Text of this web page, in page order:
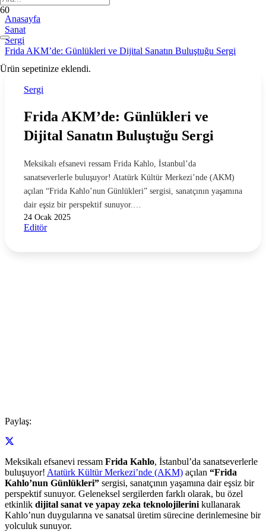
Ürün sepetinize eklendi.
Anasayfa
Sanat
Sergi
Frida AKM’de: Günlükleri ve Dijital Sanatın Buluştuğu Sergi
Sergi
Frida AKM’de: Günlükleri ve
Dijital Sanatın Buluştuğu Sergi
Meksikalı efsanevi ressam Frida Kahlo, İstanbul’da
sanatseverlerle buluşuyor! Atatürk Kültür Merkezi’nde (AKM)
açılan “Frida Kahlo’nun Günlükleri” sergisi, sanatçının yaşamına
dair eşsiz bir perspektif sunuyor.…
24 Ocak 2025
Editör
Paylaş:
Meksikalı efsanevi ressam Frida Kahlo, İstanbul’da sanatseverlerle
buluşuyor! Atatürk Kültür Merkezi’nde (AKM) açılan “Frida
Kahlo’nun Günlükleri” sergisi, sanatçının yaşamına dair eşsiz bir
perspektif sunuyor. Geleneksel sergilerden farklı olarak, bu özel
etkinlik dijital sanat ve yapay zeka teknolojilerini kullanarak
Kahlo’nun duygularına ve sanatsal üretim sürecine derinlemesine bir
yolculuk sunuyor.